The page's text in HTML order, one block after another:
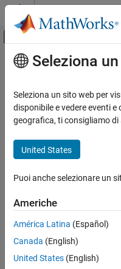
Vai al contenuto
Attiva/disattiva
Pagina iniziale della
Global Optimization Toolbox
Inizia con Global Optimization
Impostazione dell'ottimizzazione
Ricerca globale o multipunto di
Ricerca diretta
Algoritmo genetico
Contenuto principale
Questa pagina è stata
Ricottura
Risolutore di ricottura
senza derivate o
soddisfano.
Funzioni
Risolutore
Seleziona
Seleziona un sito web per
disponibile e vedere eventi
geografica, ti consigliamo di
United States
Puoi anche selezionare un
Americhe
América Latina (Español)
Canada (English)
United States (English)